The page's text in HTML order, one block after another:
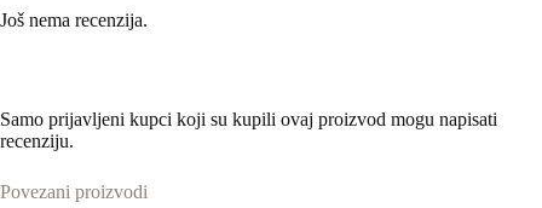
Još nema recenzija.
Samo prijavljeni kupci koji su kupili ovaj proizvod mogu napisati
recenziju.
Povezani proizvodi